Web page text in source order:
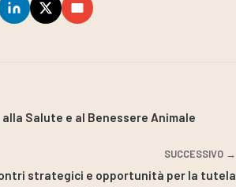
Salute e al Benessere Animale
SUCCESSIVO →
strategici e opportunità per la tutela